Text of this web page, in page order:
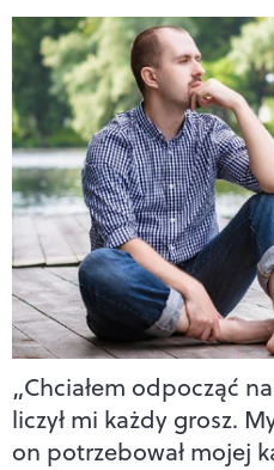
„Chciałem odpocząć
liczył mi każdy grosz.
on potrzebował mojej